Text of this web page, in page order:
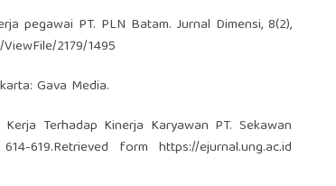
pegawai PT. PLN Batam. Jurnal Dimensi, 8(2),
2179/1495
Gava Media.
Terhadap Kinerja Karyawan PT. Sekawan
619.Retrieved form https://ejurnal.ung.ac.id